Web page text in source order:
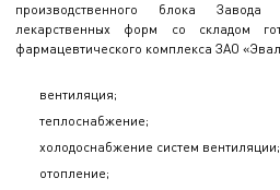
производственного блока
лекарственных форм со складом
фармацевтического комплекса ЗАО
вентиляция;
теплоснабжение;
холодоснабжение систем вентиляции;
отопление;